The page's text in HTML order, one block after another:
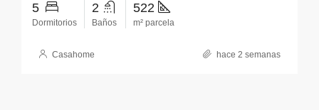
5
Dormitorios
2
Baños
522
m² parcela
Casahome hace 2 semanas